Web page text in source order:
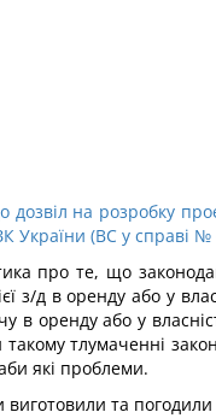
дозвіл на розробку
України (ВС у справі
про те, що
з/д в оренду або у
оренду або у
тлумаченні
які проблеми.
виготовили та